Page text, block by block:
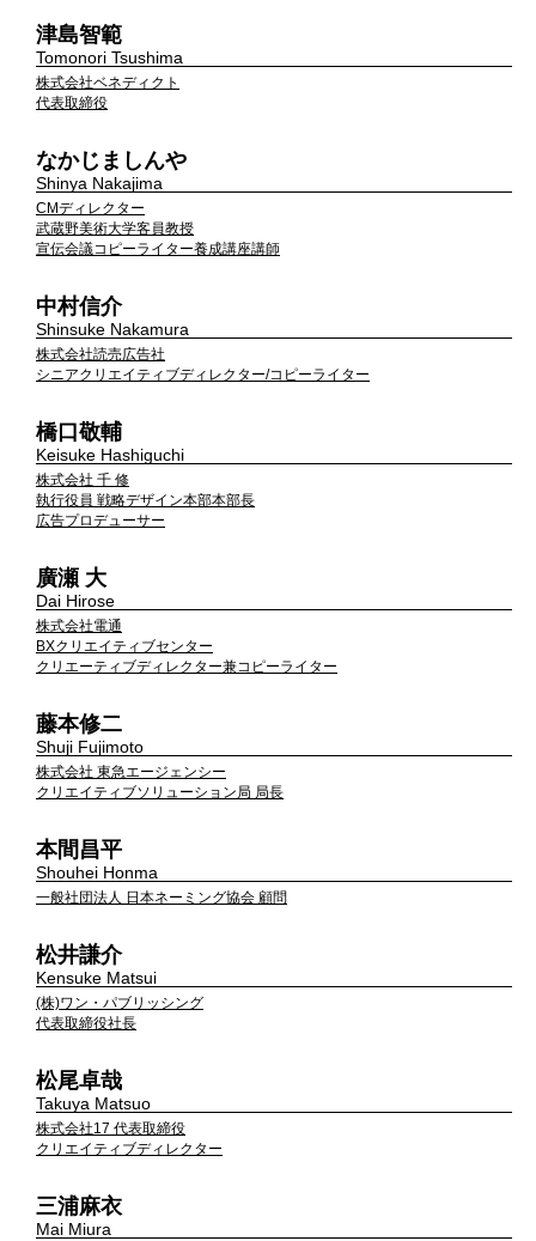
津島智範
Tomonori Tsushima
株式会社ベネディクト
代表取締役
なかじましんや
Shinya Nakajima
CMディレクター
武蔵野美術大学客員教授
宣伝会議コピーライター養成講座講師
中村信介
Shinsuke Nakamura
株式会社読売広告社
シニアクリエイティブディレクター/コピーライター
橋口敬輔
Keisuke Hashiguchi
株式会社 千 修
執行役員 戦略デザイン本部本部長
広告プロデューサー
廣瀬 大
Dai Hirose
株式会社電通
BXクリエイティブセンター
クリエーティブディレクター兼コピーライター
藤本修二
Shuji Fujimoto
株式会社 東急エージェンシー
クリエイティブソリューション局 局長
本間昌平
Shouhei Honma
一般社団法人 日本ネーミング協会 顧問
松井謙介
Kensuke Matsui
(株)ワン・パブリッシング
代表取締役社長
松尾卓哉
Takuya Matsuo
株式会社17 代表取締役
クリエイティブディレクター
三浦麻衣
Mai Miura